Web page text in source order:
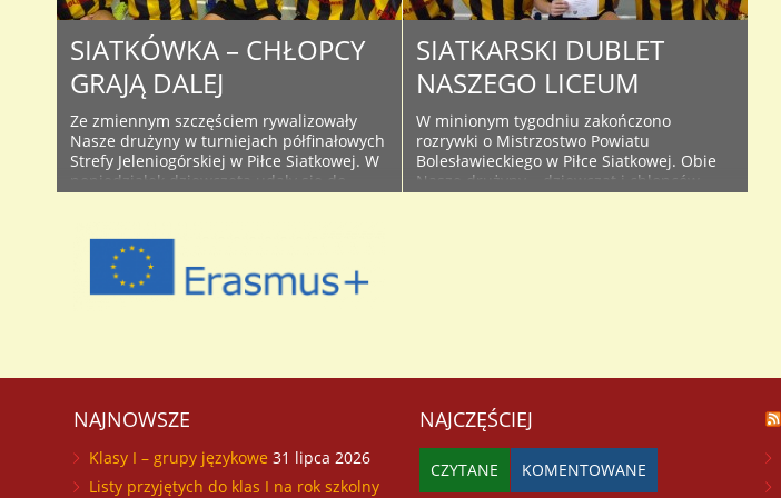
..
SIATKÓWKA – CHŁOPCY
GRAJĄ DALEJ
Ze zmiennym szczęściem rywalizowały
Nasze drużyny w turniejach półfinałowych
Strefy Jeleniogórskiej w Piłce Siatkowej. W
poniedziałek dziewczęta udały się do
dalszych gier. Natomiast w środę Nasza
szkoła gościła drużyny chłopców w ramach
turnieju półfinałowego. Do Bolesławca
przyjechały: Zespół Szkół Zawodowych i
SIATKARSKI DUBLET
NASZEGO LICEUM
W minionym tygodniu zakończono
rozrywki o Mistrzostwo Powiatu
Bolesławieckiego w Piłce Siatkowej. Obie
Nasze drużyny – dziewcząt i chłopców –
NAJNOWSZE
Klasy I – grupy językowe 31 lipca 2026
Listy przyjętych do klas I na rok szkolny
NAJCZĘŚCIEJ
CZYTANE KOMENTOWANE